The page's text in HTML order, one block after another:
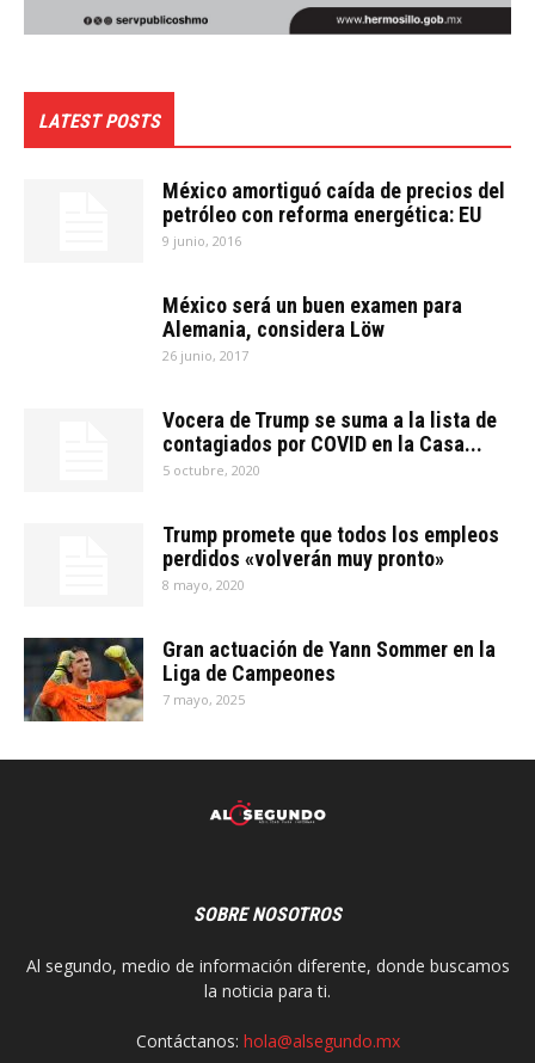
LATEST POSTS
México amortiguó caída de precios del
petróleo con reforma energética: EU
9 junio, 2016
México será un buen examen para
Alemania, considera Löw
26 junio, 2017
Vocera de Trump se suma a la lista de
contagiados por COVID en la Casa...
5 octubre, 2020
Trump promete que todos los empleos
perdidos «volverán muy pronto»
8 mayo, 2020
Gran actuación de Yann Sommer en la
Liga de Campeones
7 mayo, 2025
SOBRE NOSOTROS
Al segundo, medio de información diferente, donde buscamos
la noticia para ti.
Contáctanos: hola@alsegundo.mx